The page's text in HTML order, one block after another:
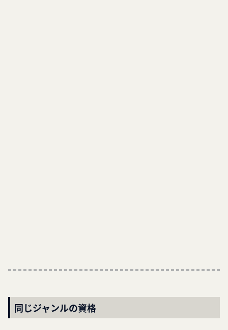
同じジャンルの資格